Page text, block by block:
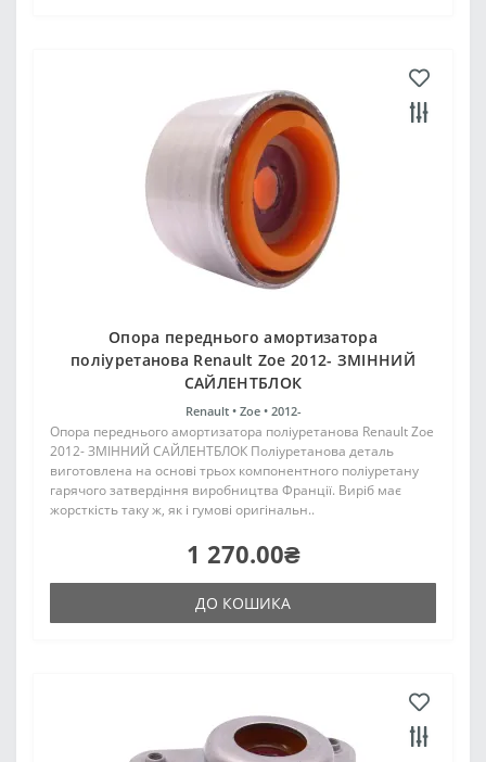
Опора переднього амортизатора
поліуретанова Renault Zoe 2012- ЗМІННИЙ
САЙЛЕНТБЛОК
Renault • Zoe • 2012-
Опора переднього амортизатора поліуретанова Renault Zoe
2012- ЗМІННИЙ САЙЛЕНТБЛОК Поліуретанова деталь
виготовлена на основі трьох компонентного поліуретану
гарячого затвердіння виробництва Франції. Виріб має
жорсткість таку ж, як і гумові оригінальн..
1 270.00₴
ДО КОШИКА